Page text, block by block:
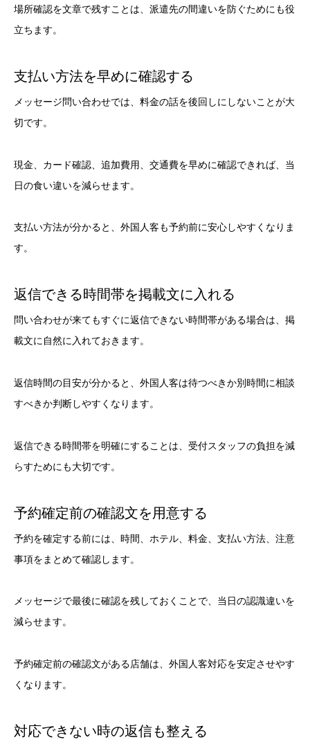
場所確認を文章で残すことは、派遣先の間違いを防ぐためにも役
立ちます。
支払い方法を早めに確認する
メッセージ問い合わせでは、料金の話を後回しにしないことが大
切です。
現金、カード確認、追加費用、交通費を早めに確認できれば、当
日の食い違いを減らせます。
支払い方法が分かると、外国人客も予約前に安心しやすくなりま
す。
返信できる時間帯を掲載文に入れる
問い合わせが来てもすぐに返信できない時間帯がある場合は、掲
載文に自然に入れておきます。
返信時間の目安が分かると、外国人客は待つべきか別時間に相談
すべきか判断しやすくなります。
返信できる時間帯を明確にすることは、受付スタッフの負担を減
らすためにも大切です。
予約確定前の確認文を用意する
予約を確定する前には、時間、ホテル、料金、支払い方法、注意
事項をまとめて確認します。
メッセージで最後に確認を残しておくことで、当日の認識違いを
減らせます。
予約確定前の確認文がある店舗は、外国人客対応を安定させやす
くなります。
対応できない時の返信も整える